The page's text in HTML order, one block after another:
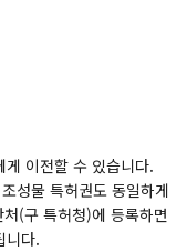
이전할 수 있습니다.
성물 특허권도 동일하게
(구 특허청)에 등록하면
니다.